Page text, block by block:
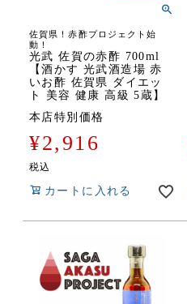
佐賀県！赤酢プロジェクト始
動！
光武 佐賀の赤酢 700ml
【酒かす 光武酒造場 赤
いお酢 佐賀県 ダイエッ
ト 美容 健康 高級 5蔵】
本店特別価格
¥2,916
税込
カートに入れる